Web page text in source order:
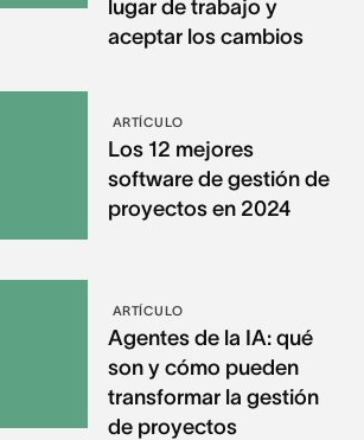
lugar de trabajo y
aceptar los cambios
ARTÍCULO
Los 12 mejores
software de gestión de
proyectos en 2024
ARTÍCULO
Agentes de la IA: qué
son y cómo pueden
transformar la gestión
de proyectos